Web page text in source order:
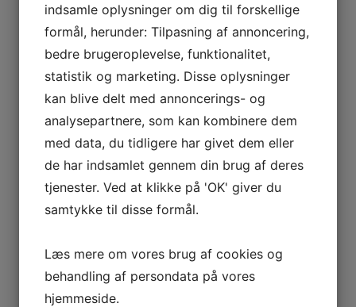
Henvendelser besvares inden for to
hverdage.
indsamle oplysninger om dig til forskellige
formål, herunder: Tilpasning af annoncering,
bedre brugeroplevelse, funktionalitet,
statistik og marketing. Disse oplysninger
kan blive delt med annoncerings- og
analysepartnere, som kan kombinere dem
med data, du tidligere har givet dem eller
de har indsamlet gennem din brug af deres
tjenester. Ved at klikke på 'OK' giver du
samtykke til disse formål.
Læs mere om vores brug af cookies og
behandling af persondata på vores
hjemmeside.